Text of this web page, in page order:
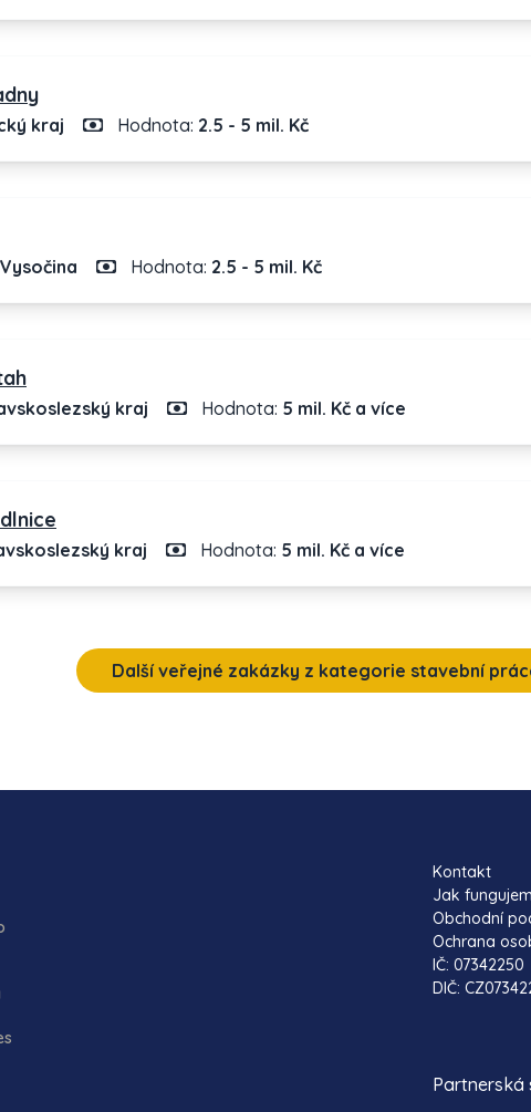
kraj Hodnota: 2.5 - 5 mil. Kč
Hodnota: 2.5 - 5 mil. Kč
kraj Hodnota: 5 mil. Kč a více
kraj Hodnota: 5 mil. Kč a více
Další veřejné zakázky z kategorie stavební
Kontakt
Jak
Obchodní
Ochrana
IČ: 07342250
DIČ:
Partnerská